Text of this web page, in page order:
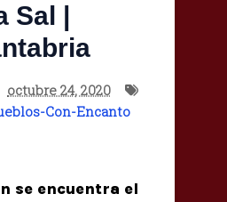
Sal |
octubre 24, 2020
Con-Encanto
se encuentra el